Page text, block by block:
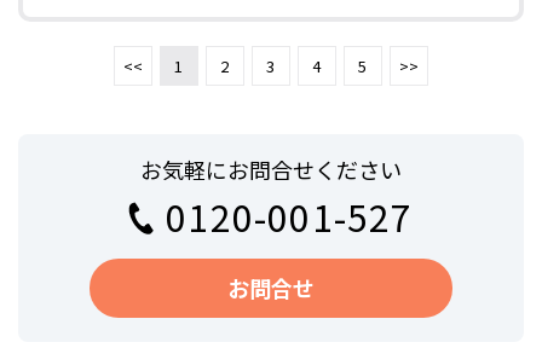
<< 1 2 3 4 5 >>
お気軽にお問合せください
0120-001-527
お問合せ